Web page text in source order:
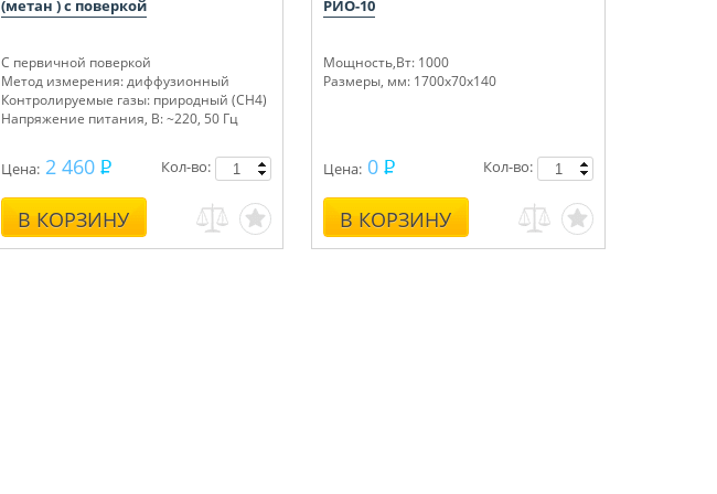
(метан ) с поверкой
С первичной поверкой
Метод измерения: диффузионный
Контролируемые газы: природный (СН4)
Напряжение питания, В: ~220, 50 Гц
Цена: 2 460
В КОРЗИНУ
Кол-во:
РИО-10
Мощность,Вт: 1000
Размеры, мм: 1700х70х140
Цена: 0
В КОРЗИНУ
Кол-во: